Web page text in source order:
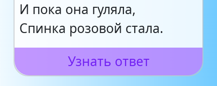
И пока она гуляла,
Спинка розовой стала.
Узнать ответ